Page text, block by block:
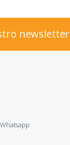
newsletter